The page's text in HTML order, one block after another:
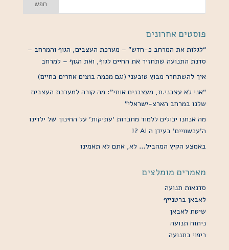
פוסטים אחרונים
“לגלות את המרחב כ-חדש” – מערכת העצבים, הגוף והמרחב –
סדנת התנועה שתחזיר את החיים לגוף, ואת הגוף – למרחב
איך להשתחרר מבוץ טובעני (וגם מכמה בוצים אחרים בחיים)
“אני לא עצבני.ת, מעצבנים אותי”: מה קורה למערכת העצבים
שלנו במרחב הארצ-ישראלי”
מה אנחנו יכולים ללמוד מחברות ‘עתיקות’ על החינוך של ילדינו
ה’עכשוויים’ בעידן ה AI ?!
באמצע הקיץ המהביל… לא, אתם לא תאמינו
מאמרים מומלצים
סדנאות תנועה
לאבאן ברטנייף
שיטת לאבאן
ניתוח תנועה
ריפוי בתנועה